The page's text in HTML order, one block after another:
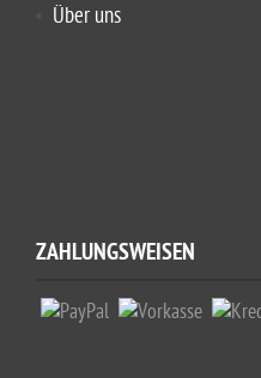
Über uns
ZAHLUNGSWEISEN